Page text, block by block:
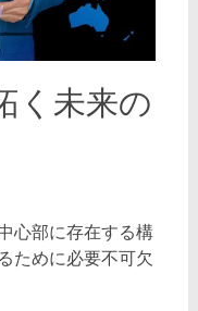
く未来の
心部に存在する構
ために必要不可欠